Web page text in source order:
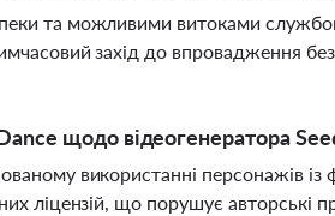
та можливими витоками
захід до впровадження
щодо відеогенератора
використанні персонажів
ліцензій, що порушує авторські